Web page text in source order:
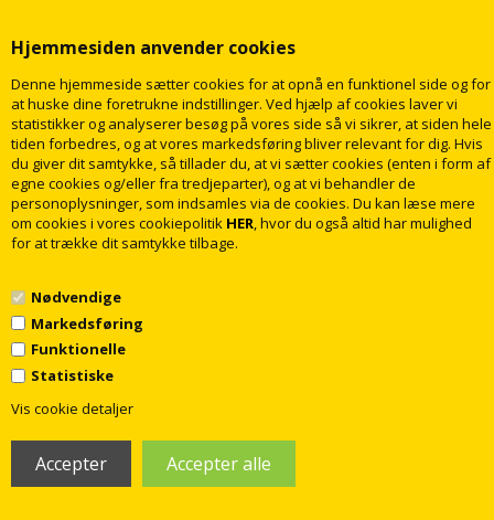
Hjemmesiden anvender cookies
Denne hjemmeside sætter cookies for at opnå en funktionel side og for
at huske dine foretrukne indstillinger. Ved hjælp af cookies laver vi
statistikker og analyserer besøg på vores side så vi sikrer, at siden hele
tiden forbedres, og at vores markedsføring bliver relevant for dig. Hvis
du giver dit samtykke, så tillader du, at vi sætter cookies (enten i form af
egne cookies og/eller fra tredjeparter), og at vi behandler de
personoplysninger, som indsamles via de cookies. Du kan læse mere
om cookies i vores cookiepolitik HER, hvor du også altid har mulighed
for at trække dit samtykke tilbage.
Nødvendige
Markedsføring
Funktionelle
Statistiske
Vis cookie detaljer
hansgrohe Raindance Select S
Showerpipe 240 1jet PowderRain
børstet sort krom
10.831,00DKK
Levering
hansgrohe Raindance Select S
Showerpipe 240 1jet PowderRain
med termostat - matsort
8.938,00DKK